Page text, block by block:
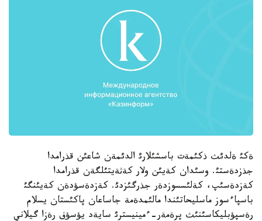
ةكئ ةلدئث ذكئمةت باسشئلارئ الدئمةن شاعئن قذرامدا
جذزدةستئ. وسئدان كةيئن ولار كةثةيتئلگةن قذرامدا
كةزدةسئپ، كةلئسسوزدةر جذرگئزدئ. كةزدةسؤدةن كةيئنگئ
باسپاءسوز ماسليحاتئندا مالئمدةمة جاساعان پاكئستان يسلام
رةسپؤبليكاسئنئث پرةمةر-ءمينيسترئ سايةد يؤسؤف رةزا گيلاني